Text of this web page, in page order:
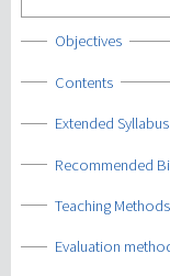
Show
Objectives
Show
Contents
Show
Extended Syllabus
Show
Recommended
Show
Teaching Methods
Show
Evaluation